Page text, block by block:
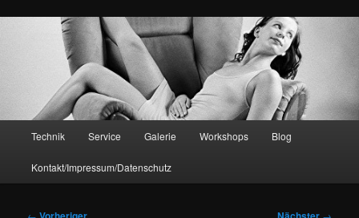
Technik Service Galerie Workshops Blog
Kontakt/Impressum/Datenschutz
Beitragsnavigation
← →